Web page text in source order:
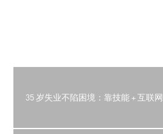
35 岁失业不陷困境：靠技能 + 互联网